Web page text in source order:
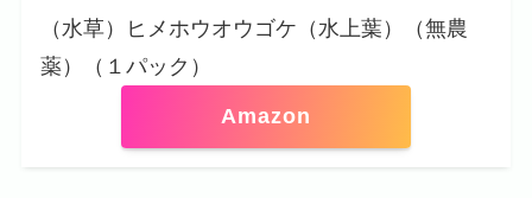
（水草）ヒメホウオウゴケ（水上葉）（無農
薬）（１パック）
Amazon